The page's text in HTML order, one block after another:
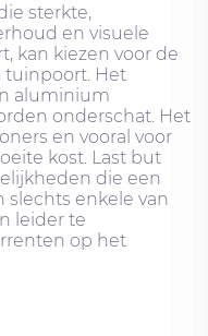
sterkte,
en visuele
kan kiezen voor de
Het
aluminium
onderschat. Het
en vooral voor
kost. Last but
die een
enkele van
leider te
op het